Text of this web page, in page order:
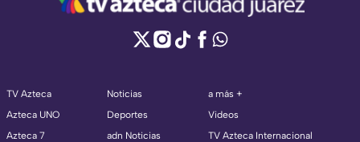
TV Azteca
Azteca UNO
Azteca 7
Noticias
Deportes
adn Noticias
a más +
Videos
TV Azteca Internacional